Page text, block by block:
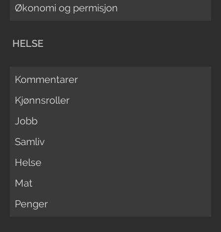
Økonomi og permisjon
HELSE
Kommentarer
Kjønnsroller
Jobb
Samliv
Helse
Mat
Penger